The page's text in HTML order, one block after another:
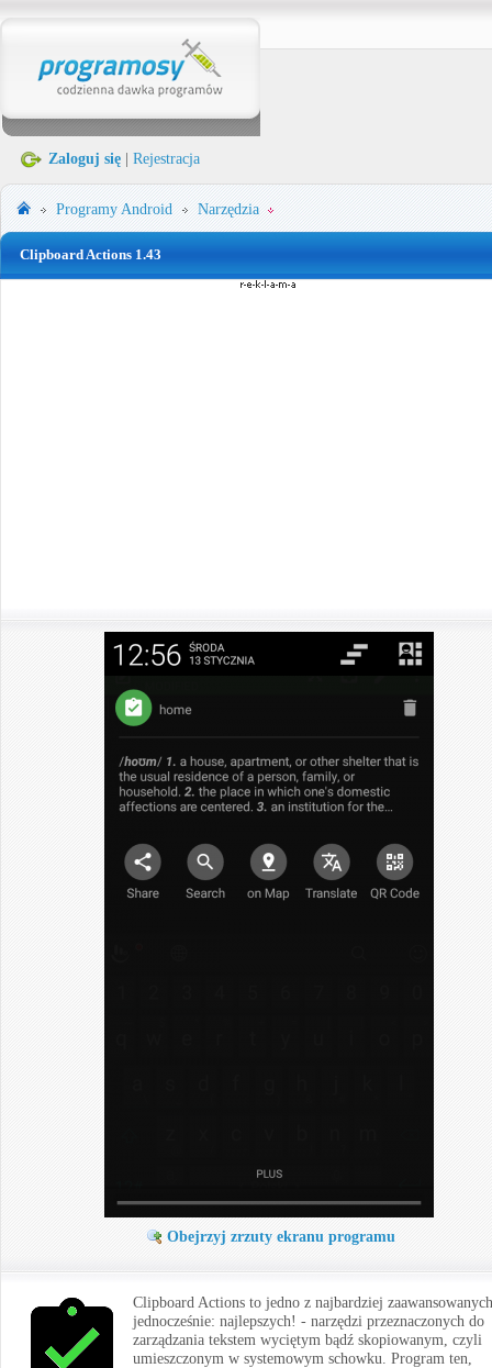
Zaloguj się Rejestracja
ProgramyAndroid Narzędzia
Clipboard Actions 1.43
Obejrzyj zrzuty ekranu programu
Clipboard Actions to jedno z najbardziej
jednocześnie: najlepszych! - narzędzi przeznaczonych do
zarządzania tekstem wyciętym bądź skopiowanym, czyli
umieszczonym w systemowym schowku. Program ten,